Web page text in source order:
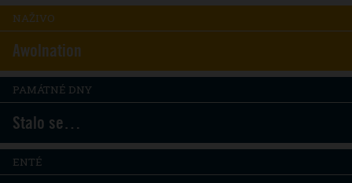
NAŽIVO
Awolnation
PAMÁTNÉ DNY
Stalo se…
ENTÉ